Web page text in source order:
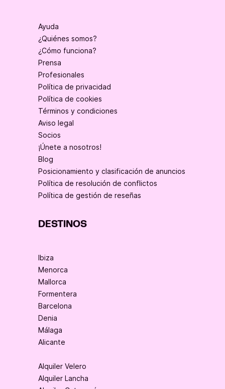
Ayuda
¿Quiénes somos?
¿Cómo funciona?
Prensa
Profesionales
Política de privacidad
Política de cookies
Términos y condiciones
Aviso legal
Socios
¡Únete a nosotros!
Blog
Posicionamiento y clasificación de anuncios
Política de resolución de conflictos
Política de gestión de reseñas
DESTINOS
Ibiza
Menorca
Mallorca
Formentera
Barcelona
Denia
Málaga
Alicante
Alquiler Velero
Alquiler Lancha